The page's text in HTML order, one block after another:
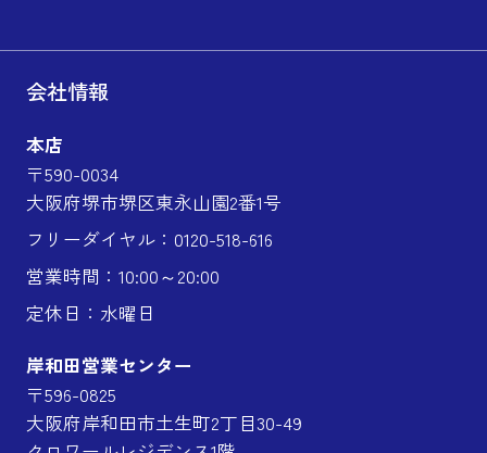
会社情報
本店
〒590-0034
大阪府堺市堺区東永山園2番1号
フリーダイヤル：0120-518-616
営業時間：10:00～20:00
定休日：水曜日
岸和田営業センター
〒596-0825
大阪府岸和田市土生町2丁目30-49